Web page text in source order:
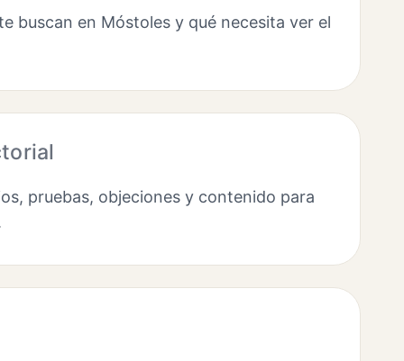
buscan en Móstoles y qué necesita ver el
pruebas, objeciones y contenido para